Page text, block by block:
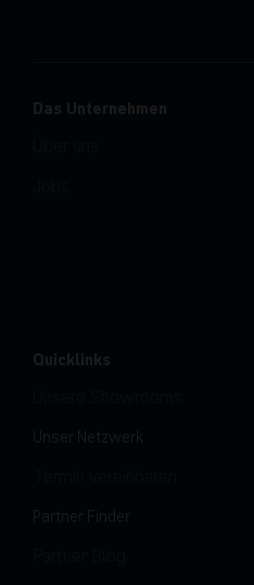
Das Unternehmen
Quicklinks
Unser Netzwerk
Partner Finder